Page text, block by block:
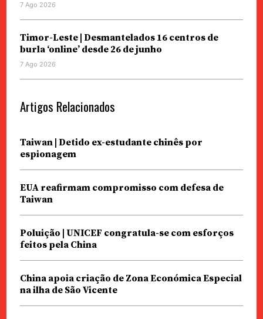
7 Ago 2026
Timor-Leste | Desmantelados 16 centros de
burla ‘online’ desde 26 de junho
7 Ago 2026
Artigos Relacionados
Taiwan | Detido ex-estudante chinês por
espionagem
EUA reafirmam compromisso com defesa de
Taiwan
Poluição | UNICEF congratula-se com esforços
feitos pela China
China apoia criação de Zona Económica Especial
na ilha de São Vicente